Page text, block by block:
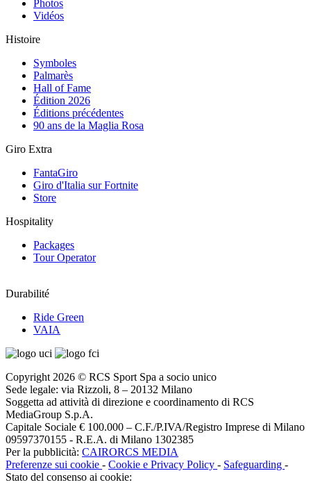
Photos
Vidéos
Histoire
Symboles
Palmarès
Hall of Fame
Édition 2026
Éditions précédentes
90 ans de la Maglia Rosa
Giro Extra
FantaGiro
Giro d'Italia sur Fortnite
Store
Hospitality
Packages
Tour Operator
Durabilité
Ride Green
VAIA
Copyright 2026 © RCS Sport Spa a socio unico
Sede legale: via Rizzoli, 8 – 20132 Milano
Soggetta ad attività di direzione e coordinamento di RCS
MediaGroup S.p.A.
Capitale Sociale € 100.000 – C.F./P.IVA/Registro Imprese di Milano
09597370155 - R.E.A. di Milano 1302385
Per la pubblicità: CAIRORCS MEDIA
Preferenze sui cookie - Cookie e Privacy Policy - Safeguarding -
Stato del consenso ai cookie: